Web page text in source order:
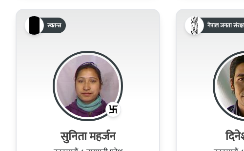
स्वतन्त्र
सुनिता महर्जन
नेपाल जनता